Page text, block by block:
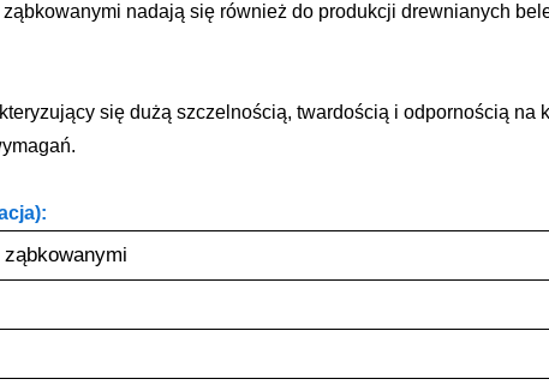
nadają się również do produkcji drewnianych
się dużą szczelnością, twardością i odpornością na
ząbkowanymi